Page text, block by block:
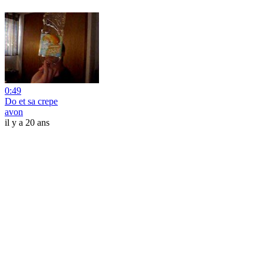
0:49
Do et sa crepe
avon
il y a 20 ans